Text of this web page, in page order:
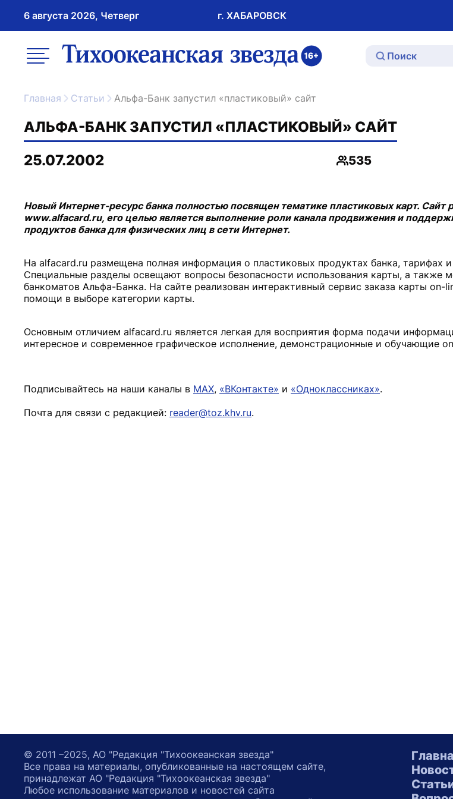
6 августа 2026, Четверг г. ХАБАРОВСК
меню ссылка на главную
Главная Статьи Альфа-Банк запустил «пластиковый» сайт
АЛЬФА-БАНК ЗАПУСТИЛ «ПЛАСТИКОВЫЙ» САЙТ
25.07.2002
Просмотры
535
Новый Интернет-ресурс банка полностью посвящен тематике пластиковых карт. Сайт
www.alfacard.ru, его целью является выполнение роли канала продвижения и
продуктов банка для физических лиц в сети Интернет.
На alfacard.ru размещена полная информация о пластиковых продуктах банка, тарифах и
Специальные разделы освещают вопросы безопасности использования карты, а также
банкоматов Альфа-Банка. На сайте реализован интерактивный сервис заказа карты on-
помощи в выборе категории карты.
Основным отличием alfacard.ru является легкая для восприятия форма подачи
интересное и современное графическое исполнение, демонстрационные и обучающие
Подписывайтесь на наши каналы в MAX, «ВКонтакте» и «Одноклассниках».
Почта для связи с редакцией: reader@toz.khv.ru.
© 2011 –2025, АО "Редакция "Тихоокеанская звезда"
Все права на материалы, опубликованные на настоящем сайте,
принадлежат АО "Редакция "Тихоокеанская звезда"
Любое использование материалов и новостей сайта